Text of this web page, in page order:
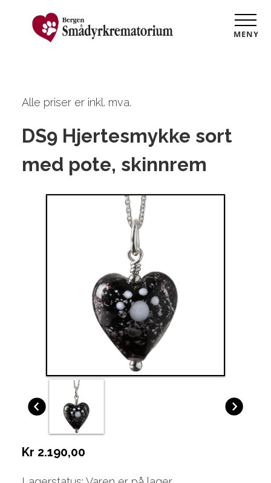
MENY
Alle priser er inkl. mva.
DS9 Hjertesmykke sort
med pote, skinnrem
Kr 2.190,00